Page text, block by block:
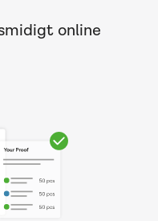
online